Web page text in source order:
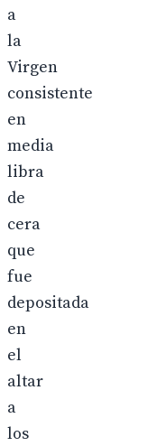
a
la
Virgen
consistente
en
media
libra
de
cera
que
fue
depositada
en
el
altar
a
los